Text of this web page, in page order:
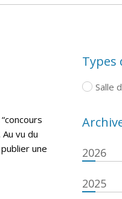
vu du
une
Types
Salle
2026
2025